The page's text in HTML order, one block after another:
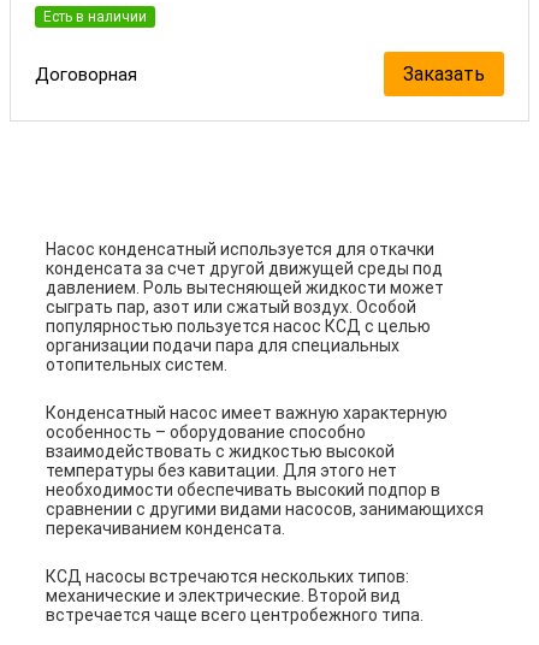
Есть в наличии
Договорная Заказать
Насос конденсатный используется для откачки
конденсата за счет другой движущей среды под
давлением. Роль вытесняющей жидкости может
сыграть пар, азот или сжатый воздух. Особой
популярностью пользуется насос КСД с целью
организации подачи пара для специальных
отопительных систем.
Конденсатный насос имеет важную характерную
особенность – оборудование способно
взаимодействовать с жидкостью высокой
температуры без кавитации. Для этого нет
необходимости обеспечивать высокий подпор в
сравнении с другими видами насосов, занимающихся
перекачиванием конденсата.
КСД насосы встречаются нескольких типов:
механические и электрические. Второй вид
встречается чаще всего центробежного типа.